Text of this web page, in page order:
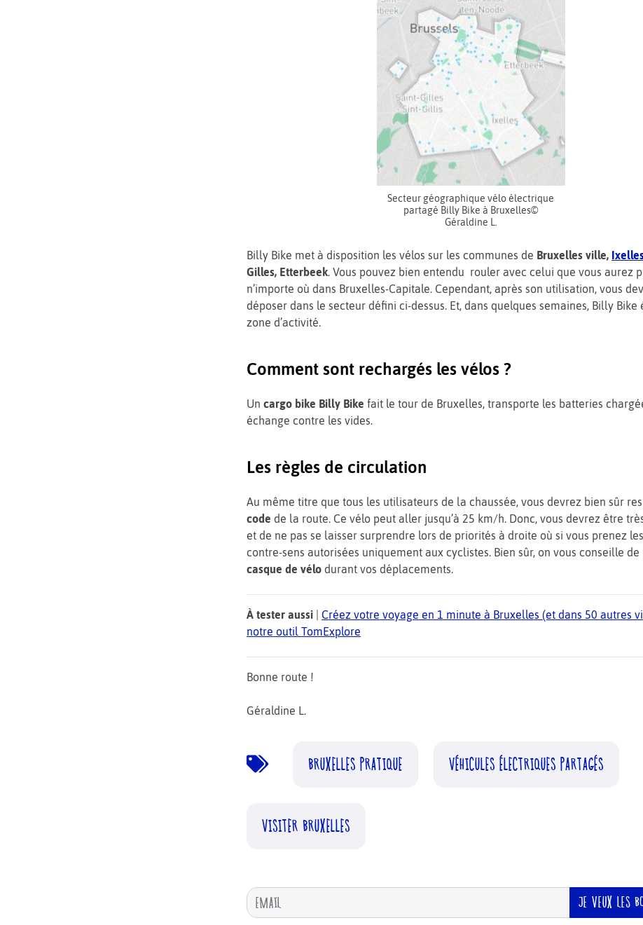
Secteur géographique vélo électrique
partagé Billy Bike à Bruxelles©
Géraldine L.
Billy Bike met à disposition les vélos sur les communes de Bruxelles ville,
Gilles, Etterbeek. Vous pouvez bien entendu rouler avec celui que vous aurez
n’importe où dans Bruxelles-Capitale. Cependant, après son utilisation, vous
déposer dans le secteur défini ci-dessus. Et, dans quelques semaines, Billy Bike
zone d’activité.
Comment sont rechargés les vélos ?
Un cargo bike Billy Bike fait le tour de Bruxelles, transporte les batteries
échange contre les vides.
Les règles de circulation
Au même titre que tous les utilisateurs de la chaussée, vous devrez bien sûr
code de la route. Ce vélo peut aller jusqu’à 25 km/h. Donc, vous devrez être
et de ne pas se laisser surprendre lors de priorités à droite où si vous prenez
contre-sens autorisées uniquement aux cyclistes. Bien sûr, on vous conseille
casque de vélo durant vos déplacements.
À tester aussi
Créez votre voyage en 1 minute à Bruxelles (et dans 50 autres
notre outil TomExplore
Bonne route !
Géraldine L.
BRUXELLES PRATIQUE VÉHICULES ÉLECTRIQUES PARTAGÉS
VISITER BRUXELLES
JE VEUX LES